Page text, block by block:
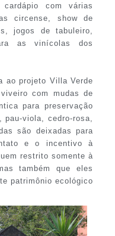
com várias
circense, show de
jogos de tabuleiro,
as vinícolas dos
ao projeto Villa Verde
com mudas de
para preservação
viola, cedro-rosa,
são deixadas para
e o incentivo à
restrito somente à
também que eles
patrimônio ecológico